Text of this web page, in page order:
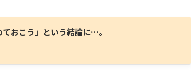
おこう」という結論に…。